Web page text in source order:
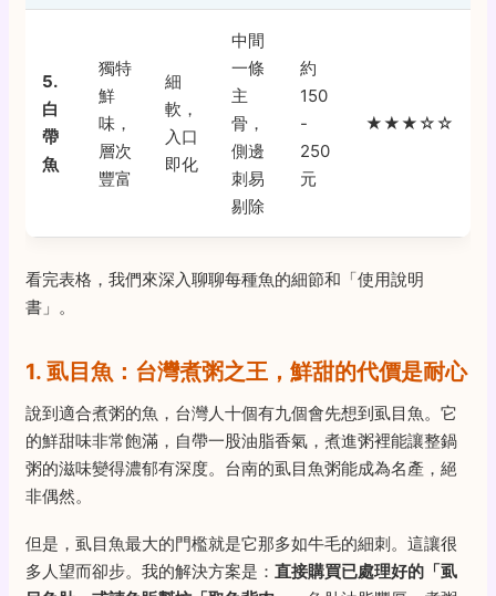
5.
白
帶
魚
獨特
鮮
味，
層次
豐富
細
軟，
入口
即化
中間
一條
主
骨，
側邊
刺易
剔除
約
150
-
250
元
★★★☆☆
看完表格，我們來深入聊聊每種魚的細節和「使用說明
書」。
1. 虱目魚：台灣煮粥之王，鮮甜的代價是耐心
說到適合煮粥的魚，台灣人十個有九個會先想到虱目魚。它
的鮮甜味非常飽滿，自帶一股油脂香氣，煮進粥裡能讓整鍋
粥的滋味變得濃郁有深度。台南的虱目魚粥能成為名產，絕
非偶然。
但是，虱目魚最大的門檻就是它那多如牛毛的細刺。這讓很
多人望而卻步。我的解決方案是： 直接購買已處理好的「虱